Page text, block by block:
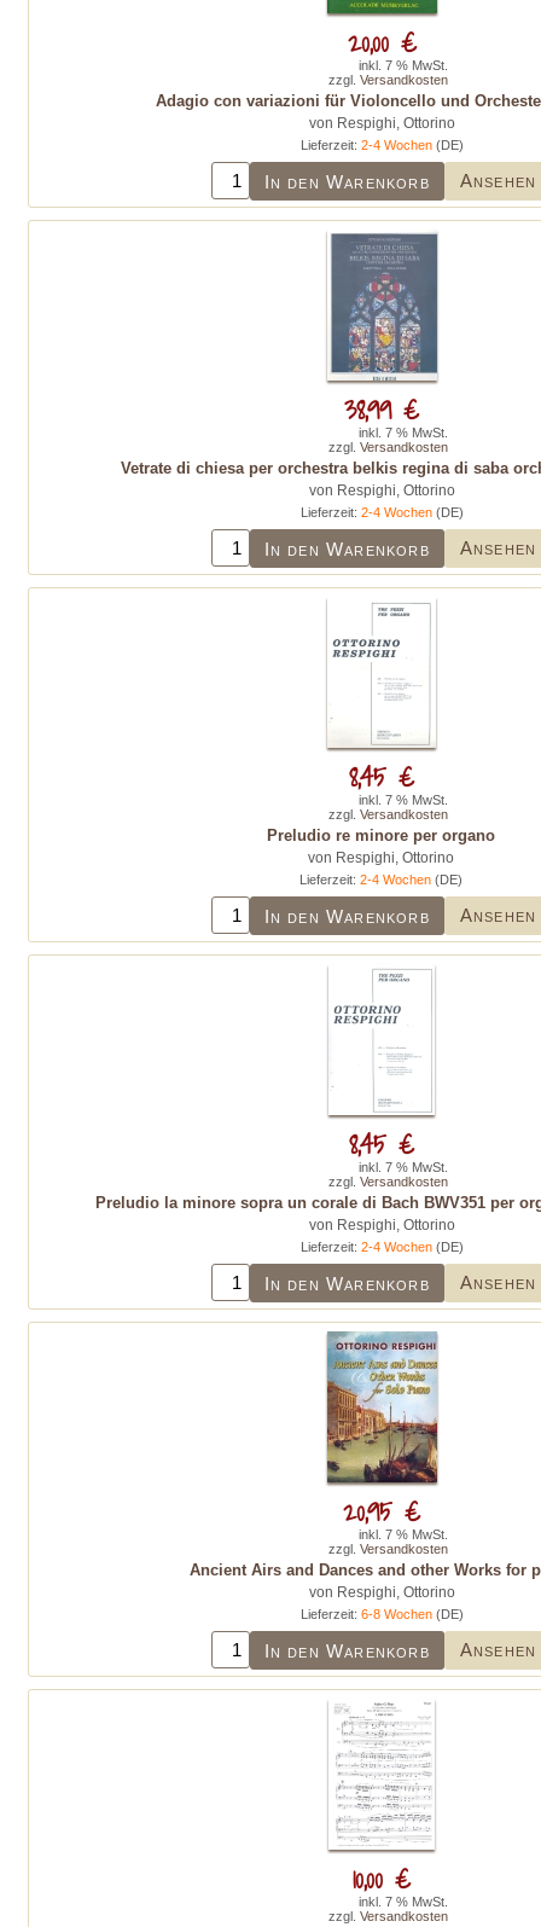
Adagio con variazioni für Violoncello und
von Respighi, Ottorino
Lieferzeit: 2-4 Wochen(DE)
In den Warenkorb Ansehen
20,00 €
inkl. 7 % MwSt.
zzgl. Versandkosten
Vetrate di chiesa per orchestra belkis regina di saba
von Respighi, Ottorino
Lieferzeit: 2-4 Wochen(DE)
In den Warenkorb Ansehen
38,99 €
inkl. 7 % MwSt.
zzgl. Versandkosten
Preludio re minore per organo
von Respighi, Ottorino
Lieferzeit:2-4 Wochen (DE)
In den Warenkorb Ansehen
8,45 €
inkl. 7 % MwSt.
zzgl. Versandkosten
Preludio la minore sopra un corale di Bach BWV351 per
von Respighi, Ottorino
Lieferzeit: 2-4 Wochen(DE)
In den Warenkorb Ansehen
8,45 €
inkl. 7 % MwSt.
zzgl. Versandkosten
Ancient Airs and Dances and other Works for
von Respighi, Ottorino
Lieferzeit: 6-8 Wochen(DE)
In den Warenkorb Ansehen
20,95 €
inkl. 7 % MwSt.
zzgl. Versandkosten
10,00 €
inkl. 7 % MwSt.
zzgl. Versandkosten